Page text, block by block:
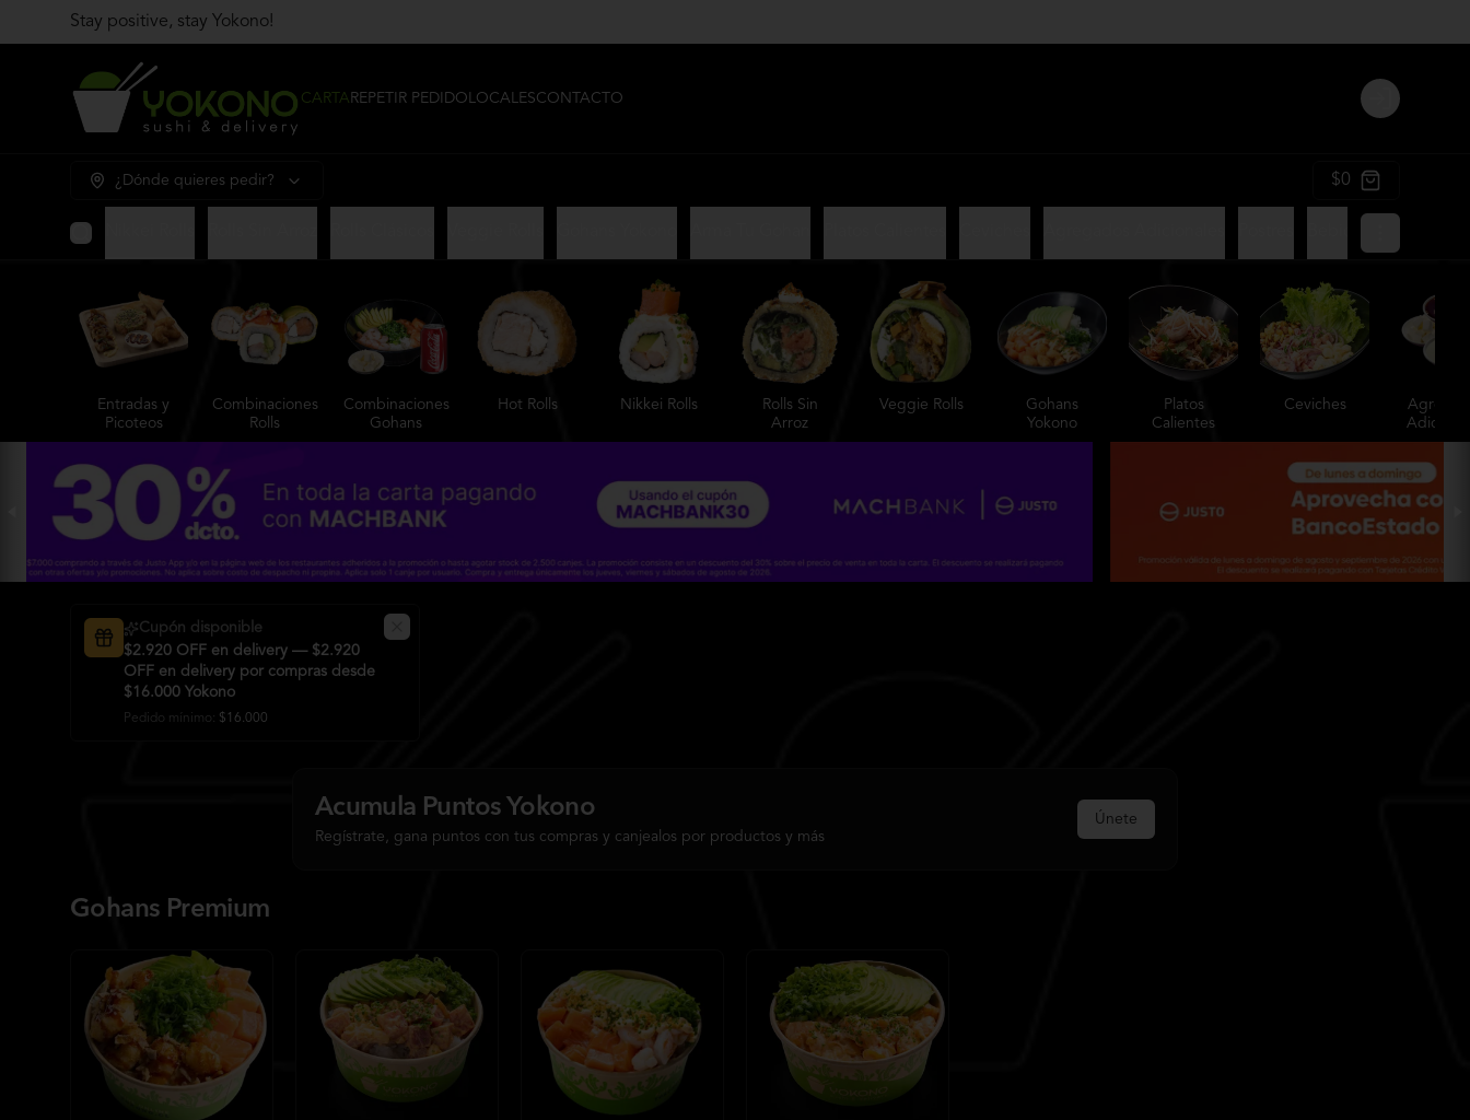
Stay positive, stay Yokono!
CARTA REPETIR PEDIDO LOCALESCONTACTO
Login
¿Dónde quieres pedir? $0
Hot Rolls
Entradas y
Picoteos
Combinaciones
Rolls
Combinaciones
Gohans
Hot Rolls Nikkei Rolls
Rolls Sin
Arroz
Veggie Rolls
Gohans
Yokono
Platos
Calientes
Ceviches
Cupón disponible
$2.920 OFF en delivery — $2.920
OFF en delivery por compras desde
$16.000 Yokono
Pedido mínimo: $16.000
Acumula Puntos Yokono
Regístrate, gana puntos con tus compras y canjealos por productos y más
Únete
Gohans Premium